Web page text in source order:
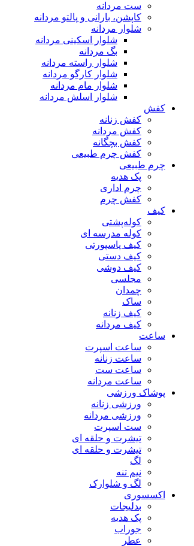
ست مردانه
کاپشن، بارانی و پالتو مردانه
شلوار مردانه
شلوار اسکینی مردانه
بگ مردانه
شلوار راسته مردانه
شلوار کارگو مردانه
شلوار مام مردانه
شلوار اسلش مردانه
کفش
کفش زنانه
کفش مردانه
کفش بچگانه
کفش چرم طبیعی
چرم طبیعی
پک هدیه
چرم اداری
کفش چرم
کیف
کوله‌پشتی
کوله مدرسه ای
کیف پاسپورتی
کیف دستی
کیف دوشی
مجلسی
چمدان
ساک
کیف زنانه
کیف مردانه
ساعت
ساعت اسپرت
ساعت زنانه
ساعت ست
ساعت مردانه
پوشاک ورزشی
ورزشی زنانه
ورزشی مردانه
ست اسپرت
تیشرت و حلقه ای
تیشرت و حلقه ای
لگ
نیم تنه
لگ و شلوارک
اکسسوری
بدلیجات
پک هدیه
جوراب
عطر